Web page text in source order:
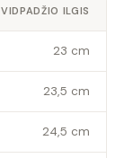
VIDPADŽIO ILGIS
23 cm
23,5 cm
24,5 cm